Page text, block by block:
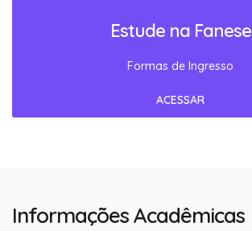
Estude na Fanese
Formas de Ingresso
ACESSAR
Informações Acadêmicas